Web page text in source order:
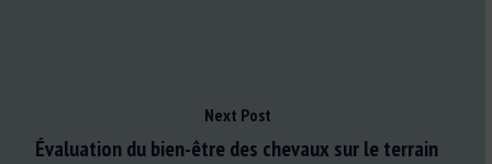
Next Post
Évaluation du bien-être des chevaux sur le terrain